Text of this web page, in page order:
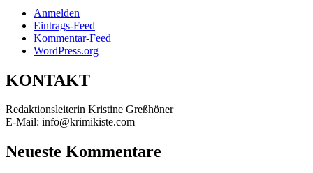
Anmelden
Eintrags-Feed
Kommentar-Feed
WordPress.org
KONTAKT
Redaktionsleiterin Kristine Greßhöner
E-Mail: info@krimikiste.com
Neueste Kommentare